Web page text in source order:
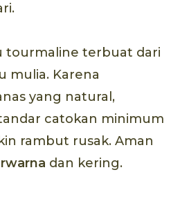
tourmaline terbuat dari
mulia. Karena
yang natural,
catokan minimum
rambut rusak. Aman
dan kering.